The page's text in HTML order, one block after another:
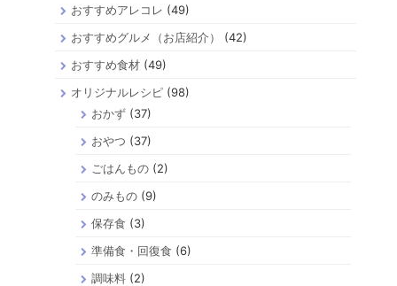
おすすめアレコレ (49)
おすすめグルメ（お店紹介）
(42)
おすすめ食材 (49)
オリジナルレシピ (98)
おかず(37)
おやつ (37)
ごはんもの(2)
のみもの(9)
保存食 (3)
準備食・回復食 (6)
調味料(2)